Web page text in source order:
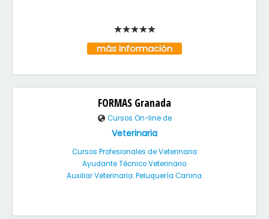
más información
FORMAS Granada
Cursos On-line de
Veterinaria
Cursos Profesionales de Veterinaria
Ayudante Técnico Veterinario.
Auxiliar Veterinaria. Peluquería Canina.